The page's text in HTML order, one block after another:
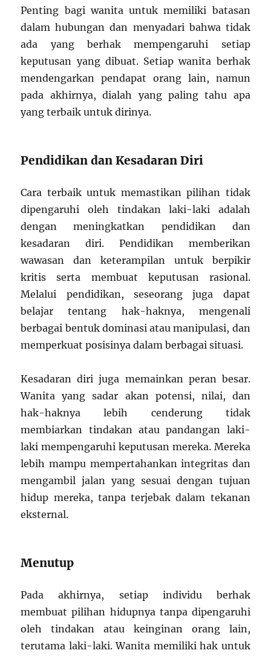
Penting bagi wanita untuk memiliki batasan
dalam hubungan dan menyadari bahwa tidak
ada yang berhak mempengaruhi setiap
keputusan yang dibuat. Setiap wanita berhak
mendengarkan pendapat orang lain, namun
pada akhirnya, dialah yang paling tahu apa
yang terbaik untuk dirinya.
Pendidikan dan Kesadaran Diri
Cara terbaik untuk memastikan pilihan tidak
dipengaruhi oleh tindakan laki-laki adalah
dengan meningkatkan pendidikan dan
kesadaran diri. Pendidikan memberikan
wawasan dan keterampilan untuk berpikir
kritis serta membuat keputusan rasional.
Melalui pendidikan, seseorang juga dapat
belajar tentang hak-haknya, mengenali
berbagai bentuk dominasi atau manipulasi, dan
memperkuat posisinya dalam berbagai situasi.
Kesadaran diri juga memainkan peran besar.
Wanita yang sadar akan potensi, nilai, dan
hak-haknya lebih cenderung tidak
membiarkan tindakan atau pandangan laki-
laki mempengaruhi keputusan mereka. Mereka
lebih mampu mempertahankan integritas dan
mengambil jalan yang sesuai dengan tujuan
hidup mereka, tanpa terjebak dalam tekanan
eksternal.
Menutup
Pada akhirnya, setiap individu berhak
membuat pilihan hidupnya tanpa dipengaruhi
oleh tindakan atau keinginan orang lain,
terutama laki-laki. Wanita memiliki hak untuk